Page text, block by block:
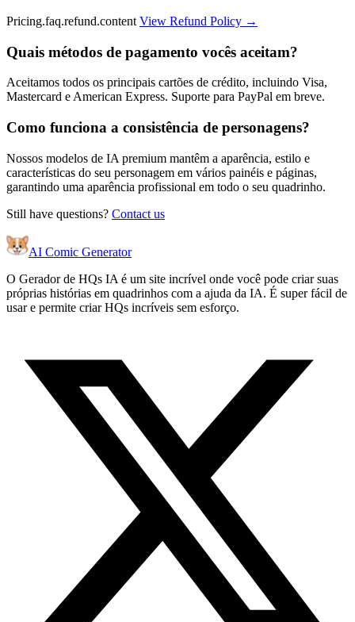
Pricing.faq.refund.content View Refund Policy →
Quais métodos de pagamento vocês aceitam?
Aceitamos todos os principais cartões de crédito, incluindo Visa,
Mastercard e American Express. Suporte para PayPal em breve.
Como funciona a consistência de personagens?
Nossos modelos de IA premium mantêm a aparência, estilo e
características do seu personagem em vários painéis e páginas,
garantindo uma aparência profissional em todo o seu quadrinho.
Still have questions? Contact us
AI Comic Generator
O Gerador de HQs IA é um site incrível onde você pode criar suas
próprias histórias em quadrinhos com a ajuda da IA. É super fácil de
usar e permite criar HQs incríveis sem esforço.